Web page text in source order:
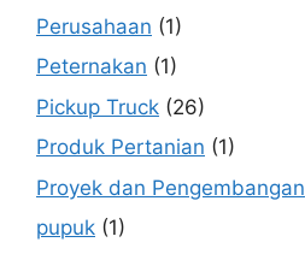
Perusahaan (1)
Peternakan (1)
Pickup Truck (26)
Produk Pertanian (1)
Proyek dan Pengembangan
pupuk (1)